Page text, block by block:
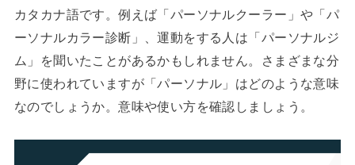
カタカナ語です。例えば「パーソナルクーラー」や「パ
ーソナルカラー診断」、運動をする人は「パーソナルジ
ム」を聞いたことがあるかもしれません。さまざまな分
野に使われていますが「パーソナル」はどのような意味
なのでしょうか。意味や使い方を確認しましょう。